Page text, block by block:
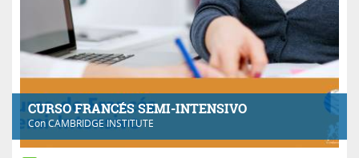
CURSO FRANCÉS SEMI-INTENSIVO
ConCAMBRIDGE INSTITUTE